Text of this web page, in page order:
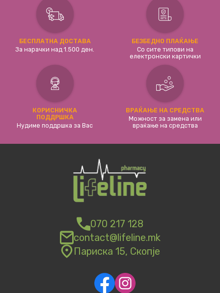
БЕСПЛАТНА ДОСТАВА
За нарачки над 1.500 ден.
БЕЗБЕДНО ПЛАЌАЊЕ
Со сите типови на
електронски картички
КОРИСНИЧКА
ПОДДРШКА
Нудиме поддршка за Вас
ВРАЌАЊЕ НА СРЕДСТВА
Можност за замена или
враќање на средства
070 217 128
contact@lifeline.mk
Париска 15, Скопје